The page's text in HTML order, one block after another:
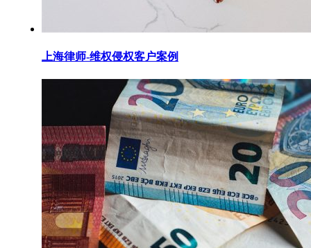
上海律师-维权侵权客户案例